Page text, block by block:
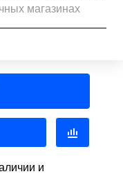
магазинах
и